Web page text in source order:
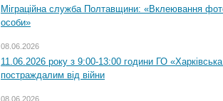
Міграційна служба Полтавщини: «Вклеювання
особи»
08.06.2026
11.06.2026 року з 9:00-13:00 години ГО
постраждалим від війни
08.06.2026